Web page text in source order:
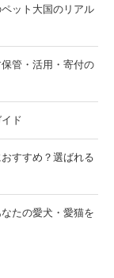
ット大国のリアル
管・活用・寄付の
ド
すすめ？選ばれる
たの愛犬・愛猫を